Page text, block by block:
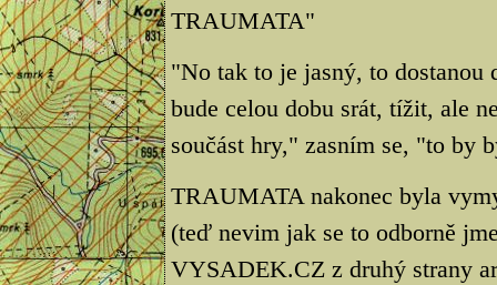
TRAUMATA"
"No tak to je jasný, to dostanou
bude celou dobu srát, tížit, ale
součást hry," zasním se, "to by
TRAUMATA nakonec byla
(teď nevim jak se to odborně
VYSADEK.CZ z druhý strany